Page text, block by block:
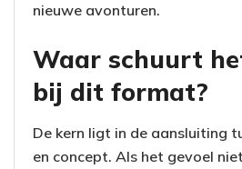
nieuwe avonturen.
Waar schuurt
bij dit format?
De kern ligt in de aansluiting
en concept. Als het gevoel